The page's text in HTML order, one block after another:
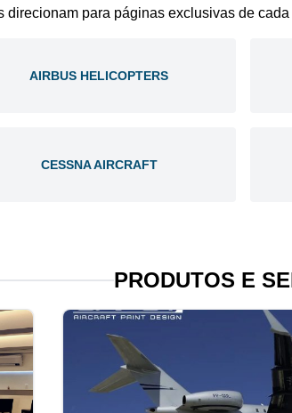
direcionam para páginas exclusivas de
AIRBUS HELICOPTERS
CESSNA AIRCRAFT
PRODUTOS E